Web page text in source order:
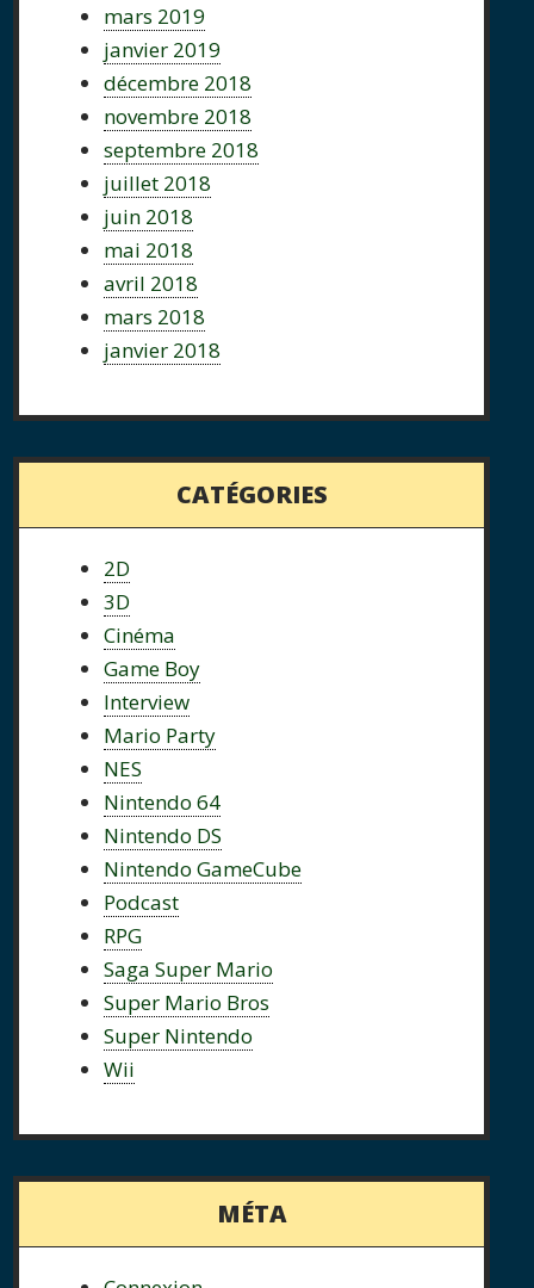
mars 2019
janvier 2019
décembre 2018
novembre 2018
septembre 2018
juillet 2018
juin 2018
mai 2018
avril 2018
mars 2018
janvier 2018
CATÉGORIES
2D
3D
Cinéma
Game Boy
Interview
Mario Party
NES
Nintendo 64
Nintendo DS
Nintendo GameCube
Podcast
RPG
Saga Super Mario
Super Mario Bros
Super Nintendo
Wii
MÉTA